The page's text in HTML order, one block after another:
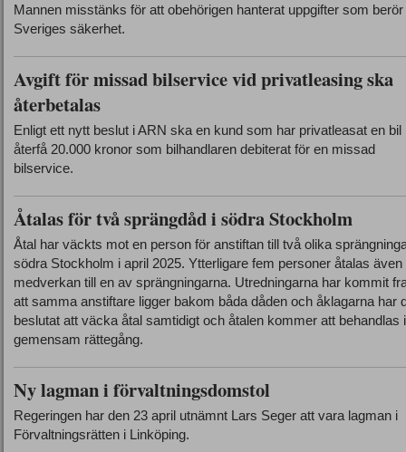
Mannen misstänks för att obehörigen hanterat uppgifter som berör
Sveriges säkerhet.
Avgift för missad bilservice vid privatleasing ska
återbetalas
Enligt ett nytt beslut i ARN ska en kund som har privatleasat en bil
återfå 20.000 kronor som bilhandlaren debiterat för en missad
bilservice.
Åtalas för två sprängdåd i södra Stockholm
Åtal har väckts mot en person för anstiftan till två olika
södra Stockholm i april 2025. Ytterligare fem personer åtalas även
medverkan till en av sprängningarna. Utredningarna har kommit
att samma anstiftare ligger bakom båda dåden och åklagarna har
beslutat att väcka åtal samtidigt och åtalen kommer att behandlas
gemensam rättegång.
Ny lagman i förvaltningsdomstol
Regeringen har den 23 april utnämnt Lars Seger att vara lagman i
Förvaltningsrätten i Linköping.